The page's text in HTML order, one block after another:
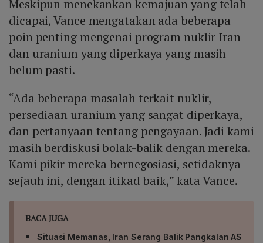
serangan defensif jika diperlukan, dan ketegangan
dapat meningkat sesekali selama proses perdamaian.
Meskipun menekankan kemajuan yang telah
dicapai, Vance mengatakan ada beberapa
poin penting mengenai program nuklir Iran
dan uranium yang diperkaya yang masih
belum pasti.
“Ada beberapa masalah terkait nuklir,
persediaan uranium yang sangat diperkaya,
dan pertanyaan tentang pengayaan. Jadi kami
masih berdiskusi bolak-balik dengan mereka.
Kami pikir mereka bernegosiasi, setidaknya
sejauh ini, dengan itikad baik,” kata Vance.
BACA JUGA
Situasi Memanas, Iran Serang Balik Pangkalan AS